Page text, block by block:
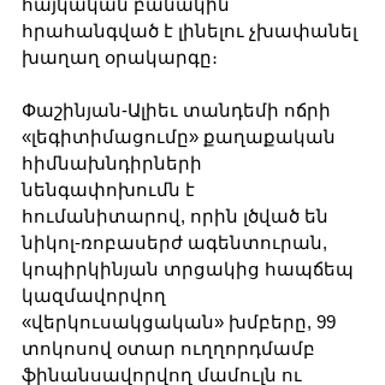
հայկական բանակին
հրահանգված է լինելու չխափանել
խաղաղ օրակարգը։
Փաշինյան-Ալիեւ տանդեմի ոճրի
«լեգիտիմացումը» քաղաքական
հիմնախնդիրների
նենգափոխումն է
հումանիտարով, որին լծված են
նիկոլ-ռոբասերժ ագենտուրան,
կոպիրկինյան տրցակից հապճեպ
կազմավորվող
«վերկուսակցական» խմբերը, 99
տոկոսով օտար ուղղորդմամբ
ֆինանսավորվող մամուլն ու